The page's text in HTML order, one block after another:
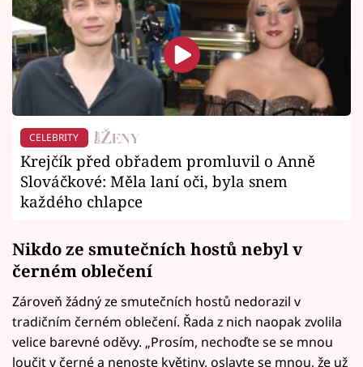
CELEBRITY
Krejčík před obřadem promluvil o Anně
Slováčkové: Měla laní oči, byla snem
každého chlapce
Nikdo ze smutečních hostů nebyl v
černém oblečení
Zároveň žádný ze smutečních hostů nedorazil v
tradičním černém oblečení. Řada z nich naopak zvolila
velice barevné oděvy. „Prosím, nechoďte se se mnou
loučit v černé a nenoste květiny, oslavte se mnou, že už